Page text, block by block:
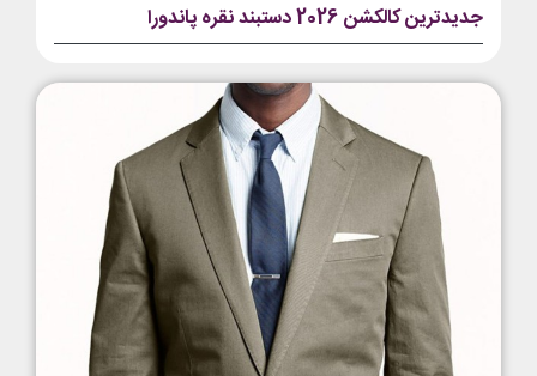
جدیدترین کالکشن 2026 دستبند نقره پاندورا